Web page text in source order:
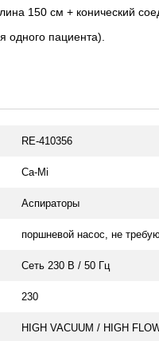
150 см + конический
пациента).
RE-410356
Ca-Mi
Аспираторы
поршневой насос, не
Сеть 230 В / 50 Гц
230
HIGH VACUUM / HIGH